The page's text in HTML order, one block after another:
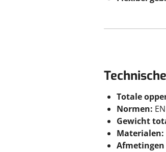
Totale
Normen:
Gewicht
Materialen: